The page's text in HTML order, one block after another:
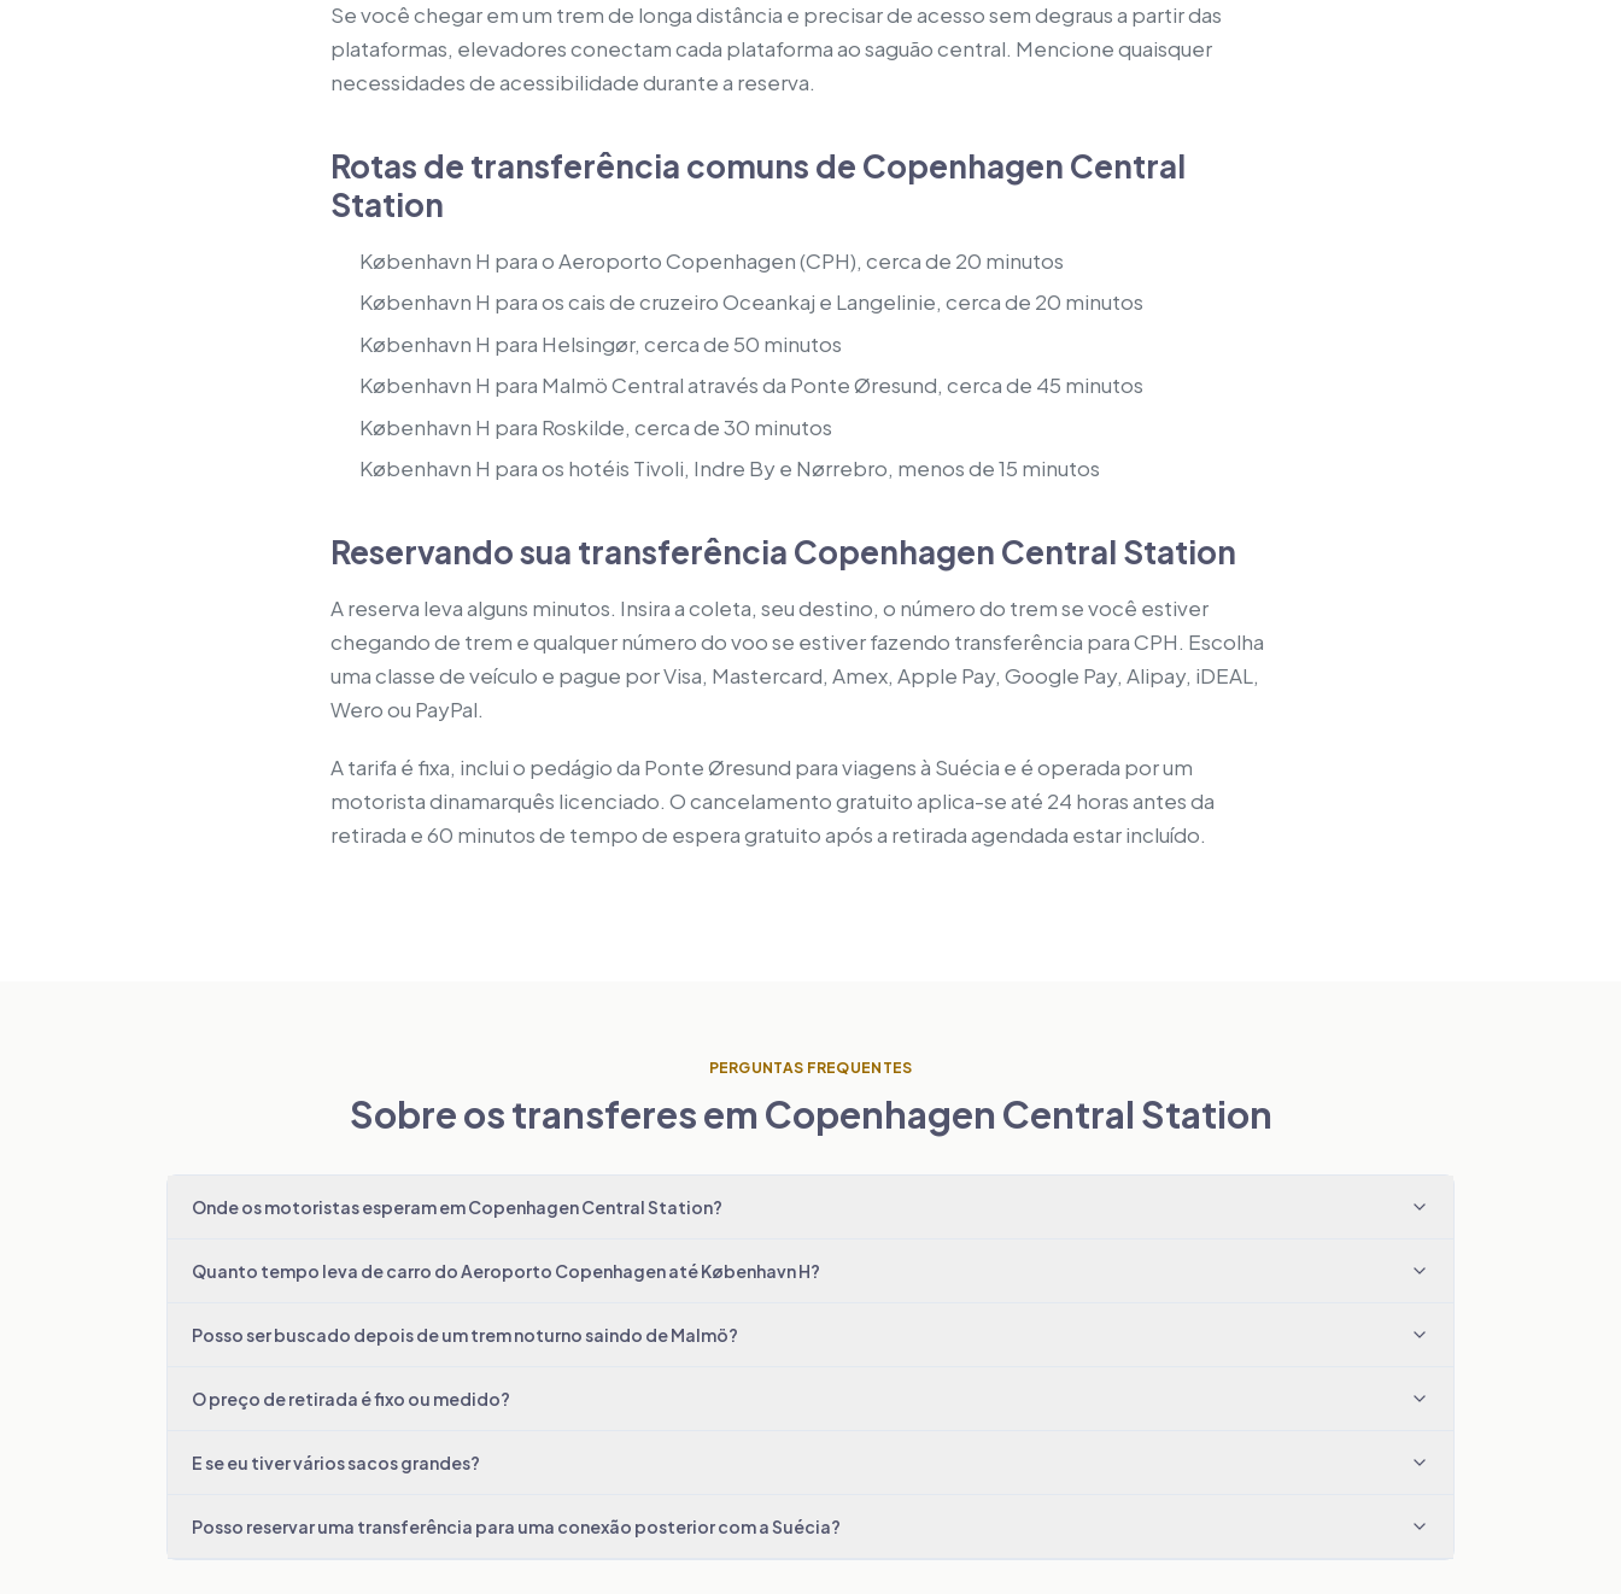
Se você chegar em um trem de longa distância e precisar de acesso sem degraus a partir das
plataformas, elevadores conectam cada plataforma ao saguão central. Mencione quaisquer
necessidades de acessibilidade durante a reserva.
Rotas de transferência comuns de Copenhagen Central
Station
København H para o Aeroporto Copenhagen (CPH), cerca de 20 minutos
København H para os cais de cruzeiro Oceankaj e Langelinie, cerca de 20 minutos
København H para Helsingør, cerca de 50 minutos
København H para Malmö Central através da Ponte Øresund, cerca de 45 minutos
København H para Roskilde, cerca de 30 minutos
København H para os hotéis Tivoli, Indre By e Nørrebro, menos de 15 minutos
Reservando sua transferência Copenhagen Central Station
A reserva leva alguns minutos. Insira a coleta, seu destino, o número do trem se você estiver
chegando de trem e qualquer número do voo se estiver fazendo transferência para CPH. Escolha
uma classe de veículo e pague por Visa, Mastercard, Amex, Apple Pay, Google Pay, Alipay, iDEAL,
Wero ou PayPal.
A tarifa é fixa, inclui o pedágio da Ponte Øresund para viagens à Suécia e é operada por um
motorista dinamarquês licenciado. O cancelamento gratuito aplica-se até 24 horas antes da
retirada e 60 minutos de tempo de espera gratuito após a retirada agendada estar incluído.
PERGUNTAS FREQUENTES
Sobre os transferes em Copenhagen Central Station
Onde os motoristas esperam em Copenhagen Central Station?
Quanto tempo leva de carro do Aeroporto Copenhagen até København H?
Posso ser buscado depois de um trem noturno saindo de Malmö?
O preço de retirada é fixo ou medido?
E se eu tiver vários sacos grandes?
Posso reservar uma transferência para uma conexão posterior com a Suécia?